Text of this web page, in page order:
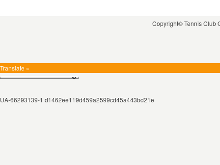
Copyright© Tennis Club
Translate »
UA-66293139-1 d1462ee119d459a2599cd45a443bd21e